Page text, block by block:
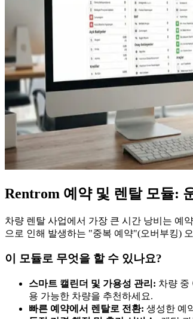
Rentrom 예약 및 렌탈 모듈:
차량 렌탈 사업에서 가장 큰 시간 낭비는 예
으로 인해 발생하는 "중복 예약"(오버부킹)
이 모듈로 무엇을 할 수 있나요?
스마트 캘린더 및 가용성 관리: 차량 중
용 가능한 차량을 추천하세요.
빠른 예약에서 렌탈로 전환: 생성한 예